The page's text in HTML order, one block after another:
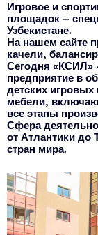
Игровое и
площадок –
Узбекистане.
На нашем сайте
качели,
Сегодня «КСИЛ»
предприятие в
детских
мебели,
все этапы
Сфера
от Атлантики до
стран мира.